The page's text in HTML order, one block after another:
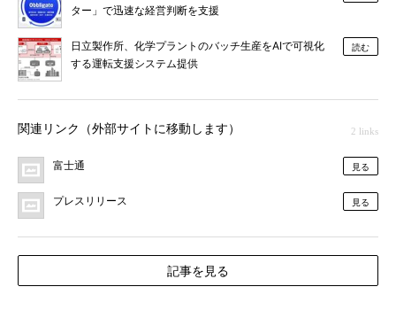
ター」で迅速な経営判断を支援
日立製作所、化学プラントのバッチ生産をAIで可視化
する運転支援システム提供
読む
関連リンク（外部サイトに移動します） 2 links
富士通 見る
プレスリリース 見る
記事を見る